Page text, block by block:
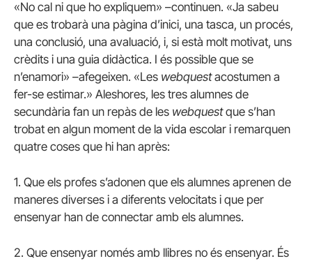
«No cal ni que ho expliquem» –continuen. «Ja sabeu
que es trobarà una pàgina d’inici, una tasca, un procés,
una conclusió, una avaluació, i, si està molt motivat, uns
crèdits i una guia didàctica. I és possible que se
n’enamori» –afegeixen. «Les webquestacostumen a
fer-se estimar.» Aleshores, les tres alumnes de
secundària fan un repàs de les webquestque s’han
trobat en algun moment de la vida escolar i remarquen
quatre coses que hi han après:
1. Que els profes s’adonen que els alumnes aprenen de
maneres diverses i a diferents velocitats i que per
ensenyar han de connectar amb els alumnes.
2. Que ensenyar només amb llibres no és ensenyar. És